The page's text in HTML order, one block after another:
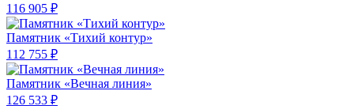
116 905 ₽
Памятник «Тихий контур»
112 755 ₽
Памятник «Вечная линия»
126 533 ₽